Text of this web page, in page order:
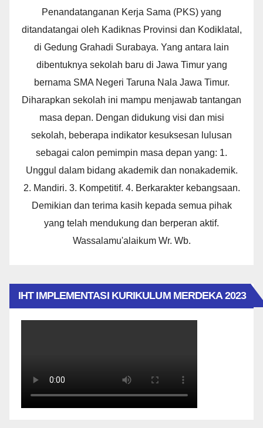
Penandatanganan Kerja Sama (PKS) yang
ditandatangai oleh Kadiknas Provinsi dan Kodiklatal,
di Gedung Grahadi Surabaya. Yang antara lain
dibentuknya sekolah baru di Jawa Timur yang
bernama SMA Negeri Taruna Nala Jawa Timur.
Diharapkan sekolah ini mampu menjawab tantangan
masa depan. Dengan didukung visi dan misi
sekolah, beberapa indikator kesuksesan lulusan
sebagai calon pemimpin masa depan yang: 1.
Unggul dalam bidang akademik dan nonakademik.
2. Mandiri. 3. Kompetitif. 4. Berkarakter kebangsaan.
Demikian dan terima kasih kepada semua pihak
yang telah mendukung dan berperan aktif.
Wassalamu'alaikum Wr. Wb.
IHT IMPLEMENTASI KURIKULUM MERDEKA 2023